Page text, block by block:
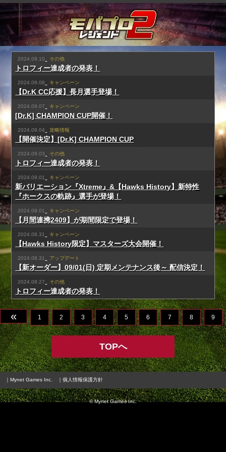
2024.09.10 その他
トロフィー達成者の発表！
2024.09.08 キャンペーン
【Dr.K CC応援】長月選手登場！
2024.09.07 キャンペーン
[Dr.K] CHAMPION CUP開催！
2024.09.04 攻略情報
【開催決定】[Dr.K] CHAMPION CUP
2024.09.03 その他
トロフィー達成者の発表！
2024.09.01 キャンペーン
新バリエーション『Xtreme』&【Hawks History】新特性
『ホークスの軌跡』選手が登場！
2024.09.01 キャンペーン
【月間連携2409】が期間限定で登場！
2024.08.31 キャンペーン
【Hawks History限定】マスターズ大会開催！
2024.08.31 アップデート
【新オーダー】09/01(日) 定期メンテナンス後～ 配信決定！
2024.08.27 その他
トロフィー達成者の発表！
« 1 2 3 4 5 6 7 8 9
TOPへ
｜Mynet Games Inc. ｜個人情報保護方針
© Mynet Games Inc.